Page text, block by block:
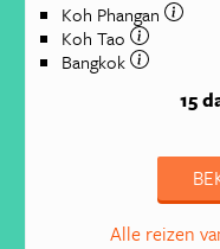
Koh Phangan
Koh Tao
Bangkok
15
Alle reizen